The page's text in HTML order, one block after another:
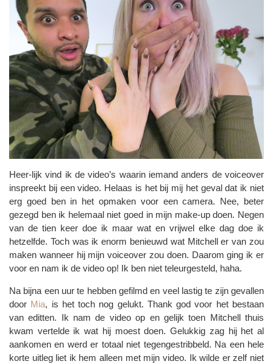
Heer-lijk vind ik de video’s waarin iemand anders de voiceover
inspreekt bij een video. Helaas is het bij mij het geval dat ik niet
erg goed ben in het opmaken voor een camera. Nee, beter
gezegd ben ik helemaal niet goed in mijn make-up doen. Negen
van de tien keer doe ik maar wat en vrijwel elke dag doe ik
hetzelfde. Toch was ik enorm benieuwd wat Mitchell er van zou
maken wanneer hij mijn voiceover zou doen. Daarom ging ik er
voor en nam ik de video op! Ik ben niet teleurgesteld, haha.
Na bijna een uur te hebben gefilmd en veel lastig te zijn gevallen
door Mia, is het toch nog gelukt. Thank god voor het bestaan
van editten. Ik nam de video op en gelijk toen Mitchell thuis
kwam vertelde ik wat hij moest doen. Gelukkig zag hij het al
aankomen en werd er totaal niet tegengestribbeld. Na een hele
korte uitleg liet ik hem alleen met mijn video. Ik wilde er zelf niet